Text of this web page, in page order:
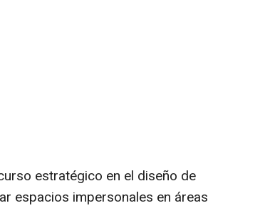
estratégico en el diseño de
espacios impersonales en áreas